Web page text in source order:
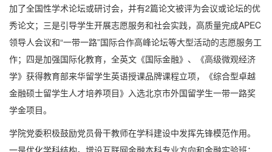
加了全国性学术论坛或研讨会，并有2篇论文被评为会议或论坛的优
秀论文；三是引导学生开展志愿服务和社会实践，高质量完成APEC
领导人会议和“一带一路”国际合作高峰论坛等大型活动的志愿服务工
作；四是加强国际化教育，全英文《国际金融》、《高级微观经济
学》获得教育部来华留学生英语授课品牌课程立项，《综合型卓越
金融硕士留学生人才培养项目》入选北京市外国留学生一带一路奖
学金项目。
学院党委积极鼓励党员骨干教师在学科建设中发挥先锋模范作用。